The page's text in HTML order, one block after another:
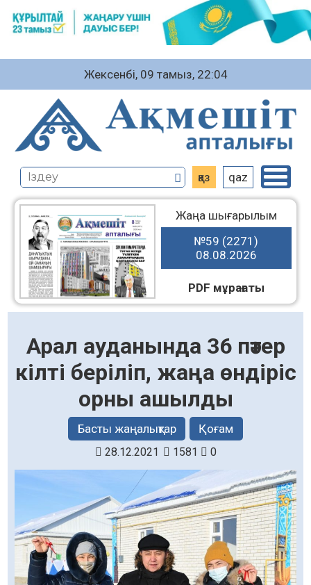
Жексенбі, 09 тамыз, 22:04
қаз qaz
Жаңа шығарылым
№59 (2271)
08.08.2026
PDF мұрағаты
Арал ауданында 36 пәтер
кілті беріліп, жаңа өндіріс
орны ашылды
Басты жаңалықтар Қоғам
28.12.2021 1581 0